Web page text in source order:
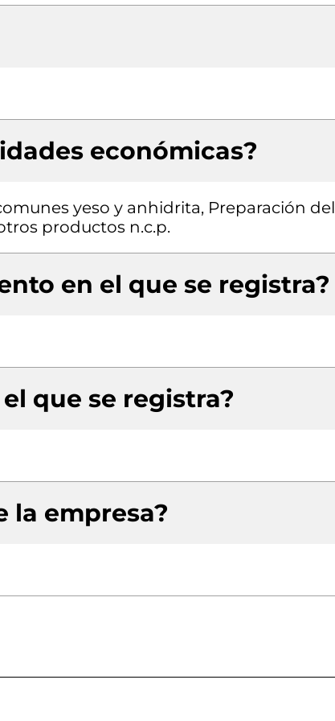
económicas?
yeso y anhidrita, Preparación del
productos n.c.p.
en el que se registra?
que se registra?
la empresa?